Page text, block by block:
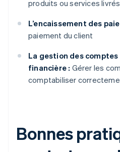
produits ou services livrés
L’encaissement des
paiement du client
La gestion des
financière : Gérer les
comptabiliser
Bonnes